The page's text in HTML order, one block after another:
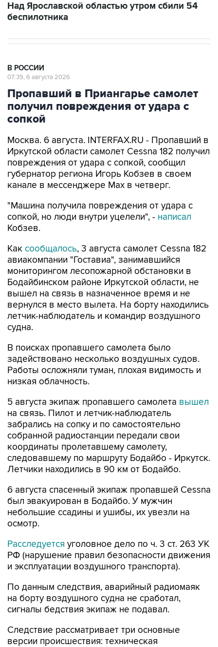
Над Ярославской областью утром сбили 54
беспилотника
В РОССИИ
07:39, 6 августа 2026
Пропавший в Приангарье самолет
получил повреждения от удара с
сопкой
Москва. 6 августа. INTERFAX.RU - Пропавший в
Иркутской области самолет Cessna 182 получил
повреждения от удара с сопкой, сообщил
губернатор региона Игорь Кобзев в своем
канале в мессенджере Мах в четверг.
"Машина получила повреждения от удара с
сопкой, но люди внутри уцелели", - написал
Кобзев.
Как сообщалось, 3 августа самолет Cessna 182
авиакомпании "Гоставиа", занимавшийся
мониторингом лесопожарной обстановки в
Бодайбинском районе Иркутской области, не
вышел на связь в назначенное время и не
вернулся в место вылета. На борту находились
летчик-наблюдатель и командир воздушного
судна.
В поисках пропавшего самолета было
задействовано несколько воздушных судов.
Работы осложняли туман, плохая видимость и
низкая облачность.
5 августа экипаж пропавшего самолета вышел
на связь. Пилот и летчик-наблюдатель
забрались на сопку и по самостоятельно
собранной радиостанции передали свои
координаты пролетавшему самолету,
следовавшему по маршруту Бодайбо - Иркутск.
Летчики находились в 90 км от Бодайбо.
6 августа спасенный экипаж пропавшей Cessna
был эвакуирован в Бодайбо. У мужчин
небольшие ссадины и ушибы, их увезли на
осмотр.
Расследуется уголовное дело по ч. 3 ст. 263 УК
РФ (нарушение правил безопасности движения
и эксплуатации воздушного транспорта).
По данным следствия, аварийный радиомаяк
на борту воздушного судна не сработал,
сигналы бедствия экипаж не подавал.
Следствие рассматривает три основные
версии происшествия: техническая